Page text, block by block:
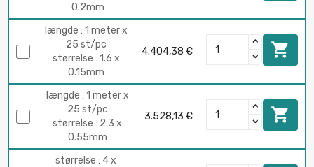
0.2mm
længde : 1 meter x
25 st/pc
størrelse : 1.6 x
0.15mm
4.404,38 € 
længde : 1 meter x
25 st/pc
størrelse : 2.3 x
0.55mm
3.528,13 € 
størrelse : 4 x